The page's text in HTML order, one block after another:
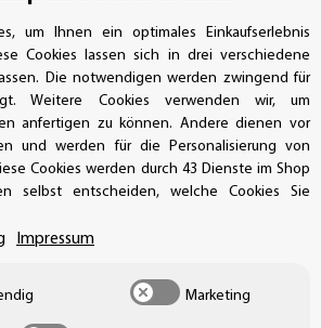
SSL-Verschlüsselung
um Ihnen ein optimales Einkaufserlebnis
Cookies lassen sich in drei verschiedene
Die notwendigen werden zwingend für
Weitere Cookies verwenden wir, um
anfertigen zu können. Andere dienen vor
und werden für die Personalisierung von
Cookies werden durch 43 Dienste im Shop
selbst entscheiden, welche Cookies Sie
Impressum
Marketing